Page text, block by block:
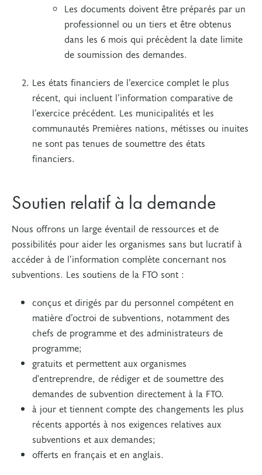
Les documents doivent être préparés par un
professionnel ou un tiers et être obtenus
dans les 6 mois qui précèdent la date limite
de soumission des demandes.
Les états financiers de l’exercice complet le plus
récent, qui incluent l’information comparative de
l’exercice précédent. Les municipalités et les
communautés Premières nations, métisses ou inuites
ne sont pas tenues de soumettre des états
financiers.
Soutien relatif à la demande
Nous offrons un large éventail de ressources et de
possibilités pour aider les organismes sans but lucratif à
accéder à de l’information complète concernant nos
subventions. Les soutiens de la FTO sont :
conçus et dirigés par du personnel compétent en
matière d’octroi de subventions, notamment des
chefs de programme et des administrateurs de
programme;
gratuits et permettent aux organismes
d'entreprendre, de rédiger et de soumettre des
demandes de subvention directement à la FTO.
à jour et tiennent compte des changements les plus
récents apportés à nos exigences relatives aux
subventions et aux demandes;
offerts en français et en anglais.